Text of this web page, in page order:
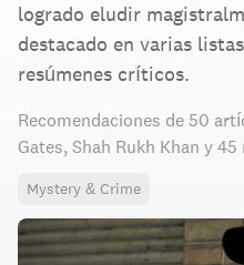
logrado eludir
destacado en varias
resúmenes críticos.
Recomendaciones de 50
Gates, Shah Rukh Khan y 45
Mystery & Crime